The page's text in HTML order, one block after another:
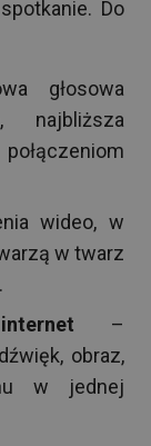
Do
głosowa
najbliższa
wideo, w
w twarz
–
obraz,
w jednej